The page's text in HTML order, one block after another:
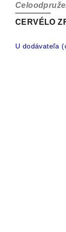
CERVÉLO
U dodávateľa